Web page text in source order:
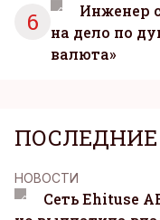
6
Инженер
на дело по
валюта»
НОВОСТИ
Сеть Ehituse